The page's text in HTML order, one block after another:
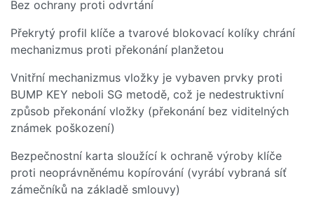
Bez ochrany proti odvrtání
Překrytý profil klíče a tvarové blokovací kolíky chrání
mechanizmus proti překonání planžetou
Vnitřní mechanizmus vložky je vybaven prvky proti
BUMP KEY neboli SG metodě, což je nedestruktivní
způsob překonání vložky (překonání bez viditelných
známek poškození)
Bezpečnostní karta sloužící k ochraně výroby klíče
proti neoprávněnému kopírování (vyrábí vybraná síť
zámečníků na základě smlouvy)